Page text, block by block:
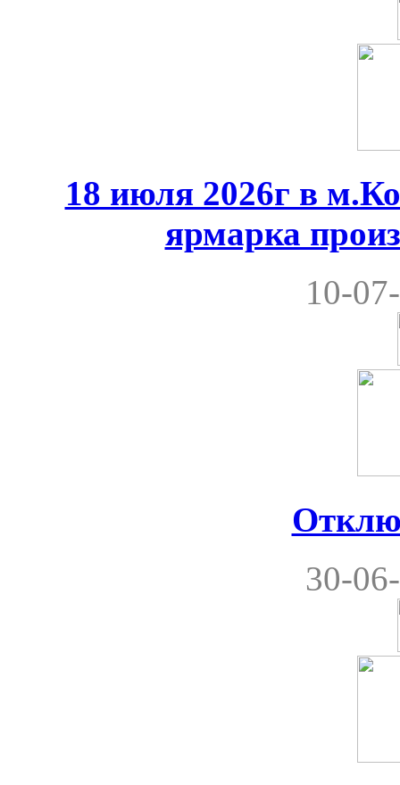
18 июля 2026г в
ярмарка
10-
30-